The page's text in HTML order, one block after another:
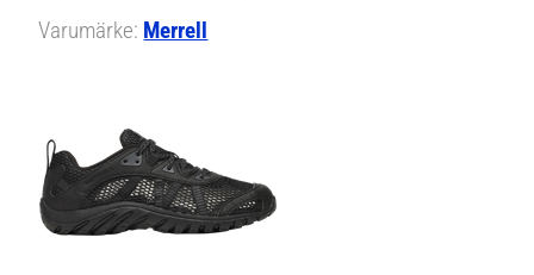
Varumärke: Merrell